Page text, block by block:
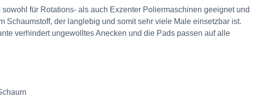
für Rotations- als auch Exzenter Poliermaschinen geeignet und
Schaumstoff, der langlebig und somit sehr viele Male einsetzbar ist.
verhindert ungewolltes Anecken und die Pads passen auf alle